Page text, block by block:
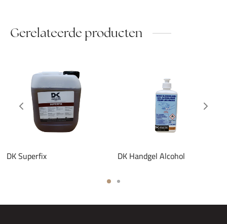
Gerelateerde producten
DK Superfix DK Handgel Alcohol